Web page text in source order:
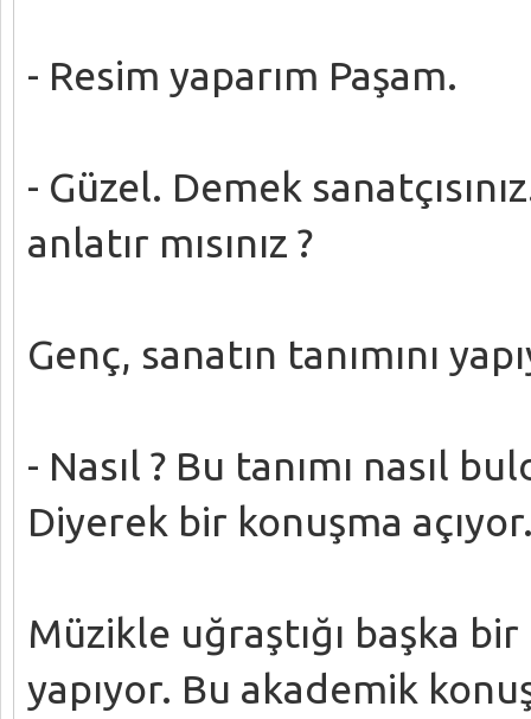
- Resim yaparım Paşam.
- Güzel. Demek
anlatır mısınız ?
Genç, sanatın tanımını
- Nasıl ? Bu tanımı nasıl
Diyerek bir konuşma
Müzikle uğraştığı başka
yapıyor. Bu akademik